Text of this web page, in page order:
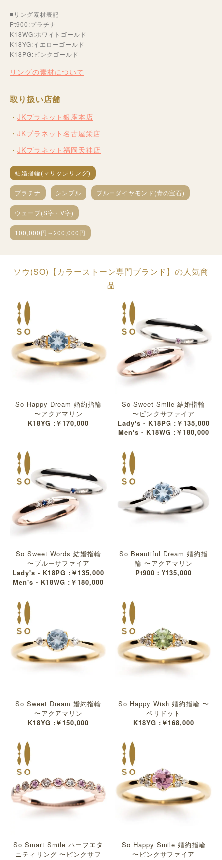
■リング素材表記
Pt900:プラチナ
K18WG:ホワイトゴールド
K18YG:イエローゴールド
K18PG:ピンクゴールド
リングの素材について
取り扱い店舗
JKプラネット銀座本店
JKプラネット名古屋栄店
JKプラネット福岡天神店
結婚指輪(マリッジリング)
プラチナ シンプル ブルーダイヤモンド(青の宝石)
ウェーブ(S字・V字)
100,000円～200,000円
ソウ(SO)【カラーストーン専門ブランド】の人気商
品
So Happy Dream 婚約指輪
〜アクアマリン
K18YG :￥170,000
So Sweet Smile 結婚指輪
〜ピンクサファイア
Lady's - K18PG :￥135,000
Men's - K18WG :￥180,000
So Sweet Words 結婚指輪
〜ブルーサファイア
Lady's - K18PG :￥135,000
Men's - K18WG :￥180,000
So Beautiful Dream 婚約指
輪 〜アクアマリン
Pt900：¥135,000
So Sweet Dream 婚約指輪
〜アクアマリン
K18YG :￥150,000
So Happy Wish 婚約指輪 〜
ペリドット
K18YG :￥168,000
So Smart Smile ハーフエタ
ニティリング 〜ピンクサフ
So Happy Smile 婚約指輪
〜ピンクサファイア